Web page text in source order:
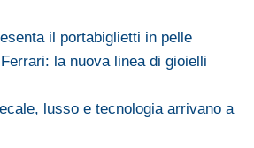
il portabiglietti in pelle
la nuova linea di gioielli
lusso e tecnologia arrivano a